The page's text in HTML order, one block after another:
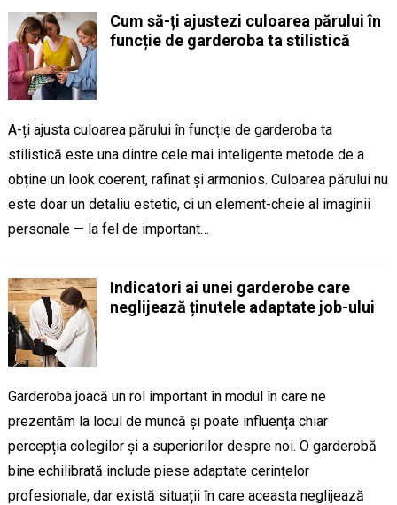
Cum să-ți ajustezi culoarea părului în
funcție de garderoba ta stilistică
A-ți ajusta culoarea părului în funcție de garderoba ta
stilistică este una dintre cele mai inteligente metode de a
obține un look coerent, rafinat și armonios. Culoarea părului nu
este doar un detaliu estetic, ci un element-cheie al imaginii
personale — la fel de important…
Indicatori ai unei garderobe care
neglijează ținutele adaptate job-ului
Garderoba joacă un rol important în modul în care ne
prezentăm la locul de muncă și poate influența chiar
percepția colegilor și a superiorilor despre noi. O garderobă
bine echilibrată include piese adaptate cerințelor
profesionale, dar există situații în care aceasta neglijează